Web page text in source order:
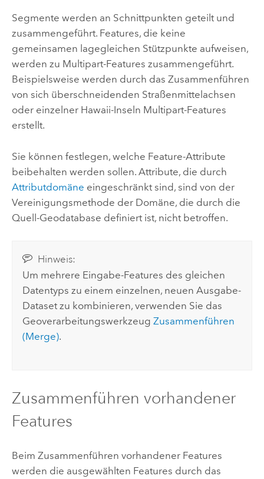
Segmente werden an Schnittpunkten geteilt und
zusammengeführt. Features, die keine
gemeinsamen lagegleichen Stützpunkte aufweisen,
werden zu Multipart-Features zusammengeführt.
Beispielsweise werden durch das Zusammenführen
von sich überschneidenden Straßenmittelachsen
oder einzelner Hawaii-Inseln Multipart-Features
erstellt.
Sie können festlegen, welche Feature-Attribute
beibehalten werden sollen. Attribute, die durch
Attributdomäne eingeschränkt sind, sind von der
Vereinigungsmethode der Domäne, die durch die
Quell-Geodatabase definiert ist, nicht betroffen.
Hinweis:
Um mehrere Eingabe-Features des gleichen
Datentyps zu einem einzelnen, neuen Ausgabe-
Dataset zu kombinieren, verwenden Sie das
GeoverarbeitungswerkzeugZusammenführen
(Merge).
Zusammenführen vorhandener
Features
Beim Zusammenführen vorhandener Features
werden die ausgewählten Features durch das